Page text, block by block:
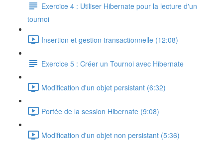
Exercice 4 : Utiliser Hibernate pour la lecture d'un
tournoi
Insertion et gestion transactionnelle (12:08)
Exercice 5 : Créer un Tournoi avec Hibernate
Modification d'un objet persistant (6:32)
Portée de la session Hibernate (9:08)
Modification d'un objet non persistant (5:36)